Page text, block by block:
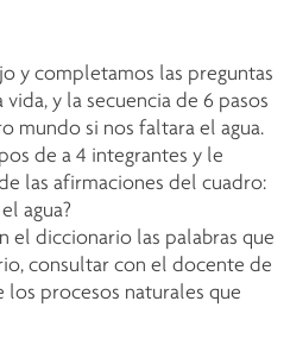
y completamos las preguntas
y la secuencia de 6 pasos
mundo si nos faltara el agua.
de a 4 integrantes y le
las afirmaciones del cuadro:
agua?
el diccionario las palabras que
consultar con el docente de
los procesos naturales que